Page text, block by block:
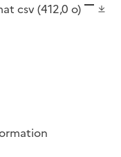
csv(412,0 o)